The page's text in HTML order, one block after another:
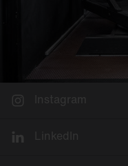
Instagram
LinkedIn